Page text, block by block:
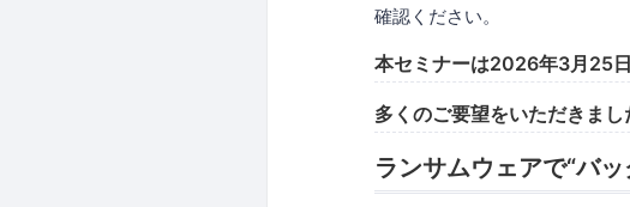
確認ください。
本セミナーは2026年3月25
多くのご要望をいただきまし
ランサムウェアで“バ